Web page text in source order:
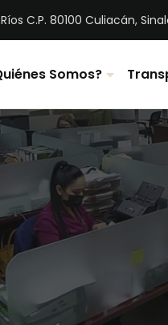
C.P. 80100 Culiacán,
Somos?